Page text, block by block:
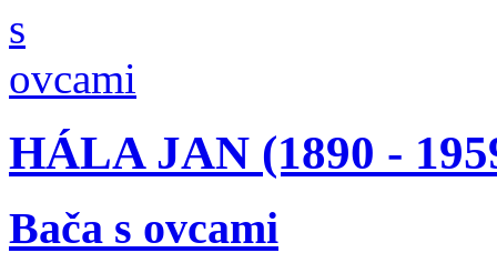
HÁLA JAN (1890 -
Bača s ovcami